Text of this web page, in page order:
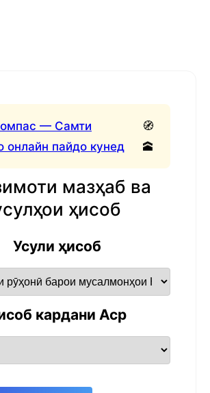
— Самти
онлайн пайдо кунед
🧭
🕋
мазҳаб ва
ҳисоб
Усули ҳисоб
кардани Аср